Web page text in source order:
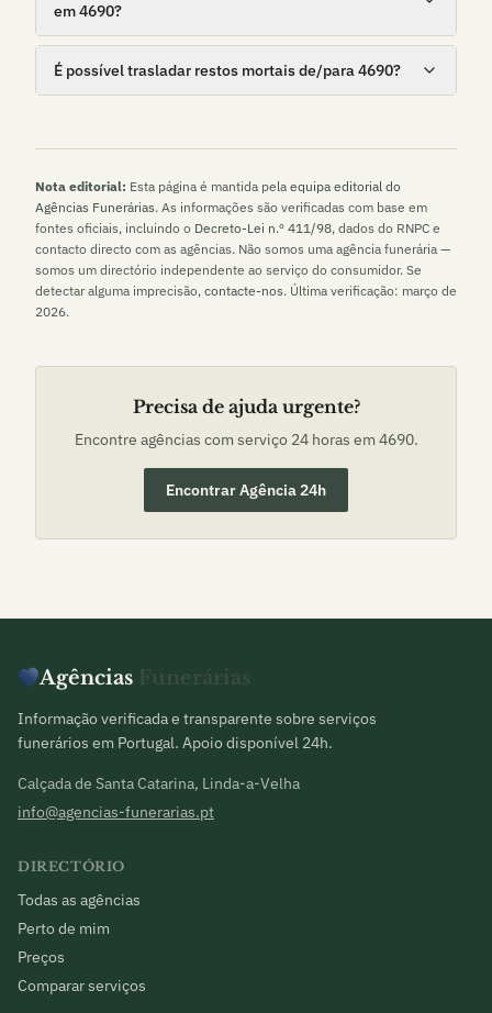
em 4690?
É possível trasladar restos mortais de/para 4690?
Nota editorial: Esta página é mantida pela equipa editorial do
Agências Funerárias. As informações são verificadas com base em
fontes oficiais, incluindo o Decreto-Lei n.º 411/98, dados do RNPC e
contacto directo com as agências. Não somos uma agência funerária —
somos um directório independente ao serviço do consumidor. Se
detectar alguma imprecisão, contacte-nos. Última verificação: março de
2026.
Precisa de ajuda urgente?
Encontre agências com serviço 24 horas em 4690.
Encontrar Agência 24h
Agências Funerárias
Informação verificada e transparente sobre serviços
funerários em Portugal. Apoio disponível 24h.
Calçada de Santa Catarina, Linda-a-Velha
info@agencias-funerarias.pt
DIRECTÓRIO
Todas as agências
Perto de mim
Preços
Comparar serviços